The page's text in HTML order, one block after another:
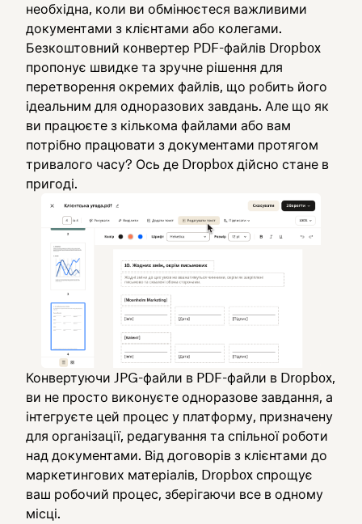
необхідна, коли ви обмінюєтеся важливими
документами з клієнтами або колегами.
Безкоштовний конвертер PDF-файлів Dropbox
пропонує швидке та зручне рішення для
перетворення окремих файлів, що робить його
ідеальним для одноразових завдань. Але що як
ви працюєте з кількома файлами або вам
потрібно працювати з документами протягом
тривалого часу? Ось де Dropbox дійсно стане в
пригоді.
Конвертуючи JPG-файли в PDF-файли в Dropbox,
ви не просто виконуєте одноразове завдання, а
інтегруєте цей процес у платформу, призначену
для організації, редагування та спільної роботи
над документами. Від договорів з клієнтами до
маркетингових матеріалів, Dropbox спрощує
ваш робочий процес, зберігаючи все в одному
місці.